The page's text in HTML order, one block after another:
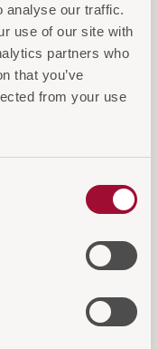
analyse our traffic.
use of our site with
partners who
that you’ve
from your use